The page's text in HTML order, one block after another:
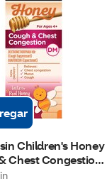
Children's Honey
Chest Congestion,